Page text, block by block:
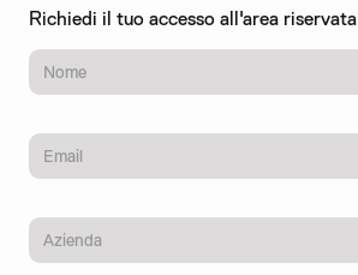
Richiedi il tuo accesso all'area riservata